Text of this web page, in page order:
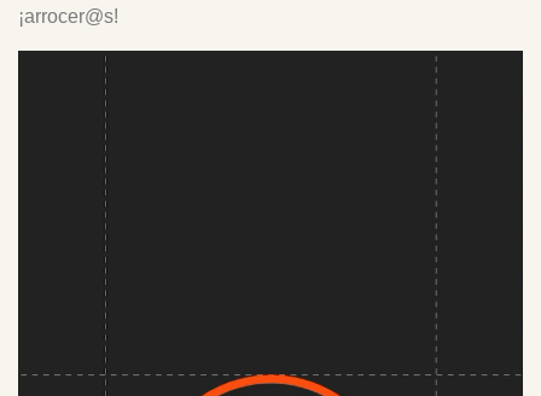
¡arrocer@s!